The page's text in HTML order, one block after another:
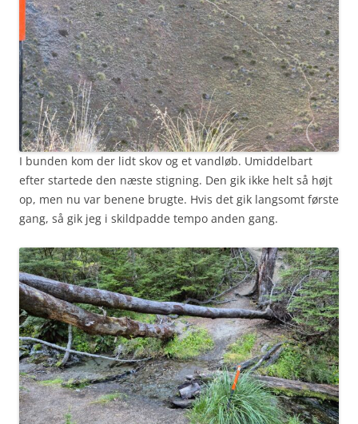
I bunden kom der lidt skov og et vandløb. Umiddelbart
efter startede den næste stigning. Den gik ikke helt så højt
op, men nu var benene brugte. Hvis det gik langsomt første
gang, så gik jeg i skildpadde tempo anden gang.